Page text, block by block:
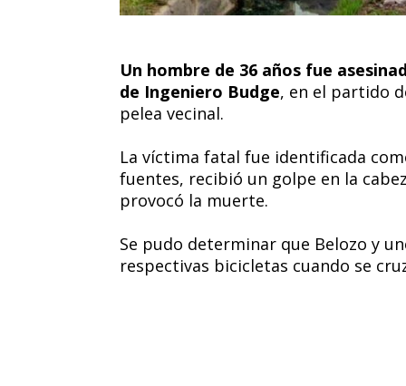
Un hombre de 36 años fue
de Ingeniero Budge, en el partido
pelea vecinal.
La víctima fatal fue identificada
fuentes, recibió un golpe en la
provocó la muerte.
Se pudo determinar que Belozo y
respectivas bicicletas cuando se